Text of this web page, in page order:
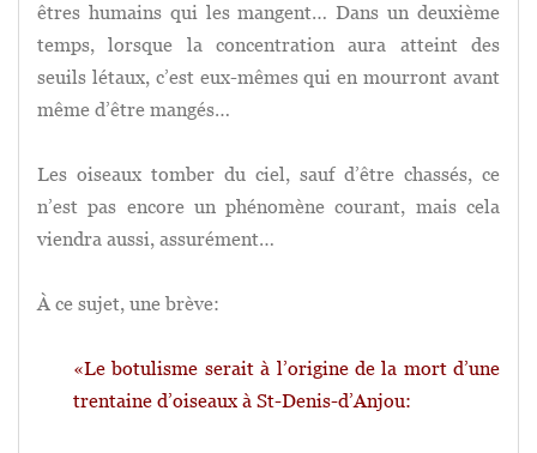
êtres humains qui les mangent… Dans un deuxième
temps, lorsque la concentration aura atteint des
seuils létaux, c’est eux-mêmes qui en mourront avant
même d’être mangés…
Les oiseaux tomber du ciel, sauf d’être chassés, ce
n’est pas encore un phénomène courant, mais cela
viendra aussi, assurément…
À ce sujet, une brève:
«Le botulisme serait à l’origine de la mort d’une
trentaine d’oiseaux à St-Denis-d’Anjou: